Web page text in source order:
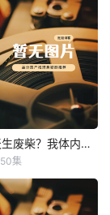
天生废柴？我体内有神血 天生废柴？我体内有神血
集